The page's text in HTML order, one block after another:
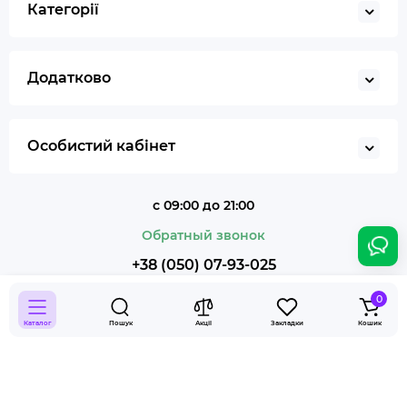
Каталог Пошук Акції Закладки
0
Кошик
Категорії
Додатково
Особистий кабінет
с 09:00 до 21:00
Обратный звонок
+38 (050) 07-93-025